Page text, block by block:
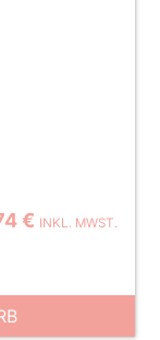
€ INKL. MWST.